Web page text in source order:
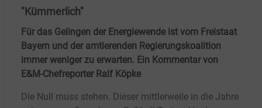
"Kümmerlich"
Für das Gelingen der Energiewende ist vom Freistaat
Bayern und der amtierenden Regierungskoalition
immer weniger zu erwarten. Ein Kommentar von
E&M-Chefreporter Ralf Köpke
Die Null muss stehen. Dieser mittlerweile in die Jahre